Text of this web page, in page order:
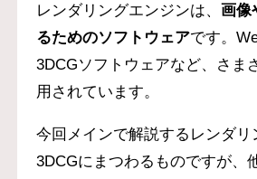
レンダリングエンジンは、 画像
るためのソフトウェアです。
3DCGソフトウェアなど、さま
用されています。
今回メインで解説するレンダリ
3DCGにまつわるものですが、